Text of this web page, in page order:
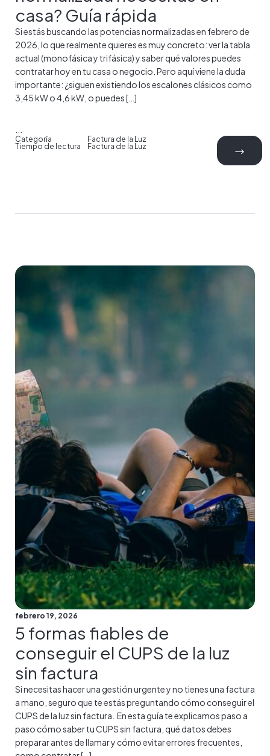
casa? Guía rápida
Si estás buscando las potencias normalizadas en febrero de
2026, lo que realmente quieres es muy concreto: ver la tabla
actual (monofásica y trifásica) y saber qué valores puedes
contratar hoy en tu casa o negocio. Pero aquí viene la duda
importante: ¿siguen existiendo los escalones clásicos como
3,45 kW o 4,6 kW, o puedes […]
Categoría
Factura de la Luz
Tiempo de lectura
Factura de la Luz
febrero 19, 2026
5 formas fiables de
conseguir el CUPS de la luz
sin factura
Si necesitas hacer una gestión urgente y no tienes una factura
a mano, seguro que te estás preguntando cómo conseguir el
CUPS de la luz sin factura. En esta guía te explicamos paso a
paso cómo saber tu CUPS sin factura, qué datos debes
preparar antes de llamar y cómo evitar errores frecuentes,